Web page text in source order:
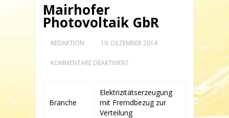
Mairhofer
Photovoltaik GbR
REDAKTION 19. DEZEMBER 2014
KOMMENTARE DEAKTIVIERTFÜR
Branche
Elektrizitätserzeugung
mit Fremdbezug zur
Verteilung